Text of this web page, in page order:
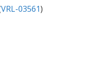
VRL-03561)